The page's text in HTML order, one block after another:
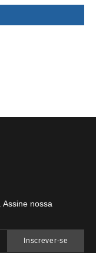
nossa
Inscrever-se